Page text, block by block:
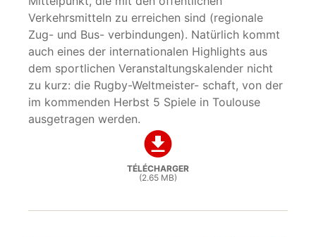
Verkehrsmitteln zu erreichen sind (regionale
Zug- und Bus- verbindungen). Natürlich kommt
auch eines der internationalen Highlights aus
dem sportlichen Veranstaltungskalender nicht
zu kurz: die Rugby-Weltmeister- schaft, von der
im kommenden Herbst 5 Spiele in Toulouse
ausgetragen werden.
TÉLÉCHARGER
(2.65 MB)